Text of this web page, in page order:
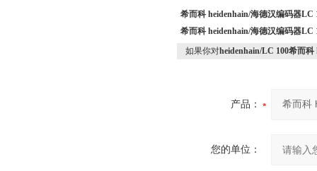
希而科 heidenhain/海德汉编码器LC
希而科 heidenhain/海德汉编码器LC
如果你对heidenhain/LC 100希而
产品：
您的单位：